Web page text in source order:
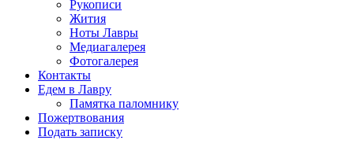
Рукописи
Жития
Ноты Лавры
Медиагалерея
Фотогалерея
Контакты
Едем в Лавру
Памятка паломнику
Пожертвования
Подать записку